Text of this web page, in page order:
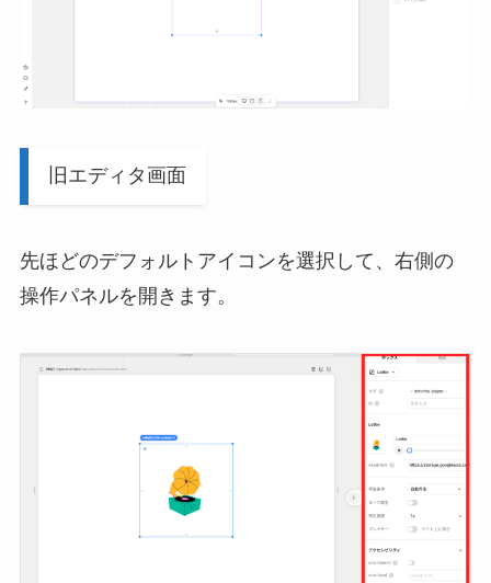
旧エディタ画面
先ほどのデフォルトアイコンを選択して、右側の
操作パネルを開きます。